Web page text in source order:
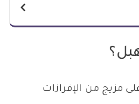
مزيج من الإفرازات